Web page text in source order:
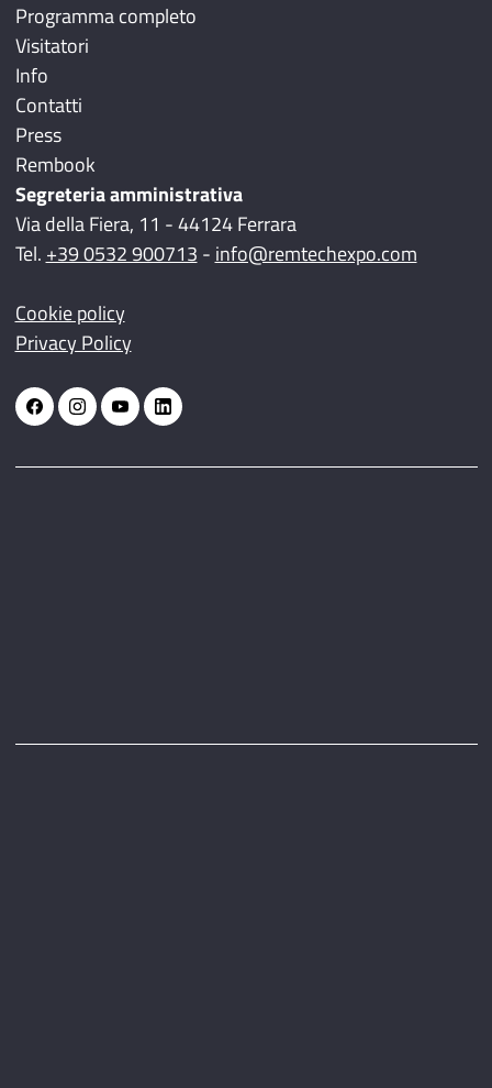
Programma completo
Visitatori
Info
Contatti
Press
Rembook
Segreteria amministrativa
Via della Fiera, 11 - 44124 Ferrara
Tel. +39 0532 900713 - info@remtechexpo.com
Cookie policy
Privacy Policy